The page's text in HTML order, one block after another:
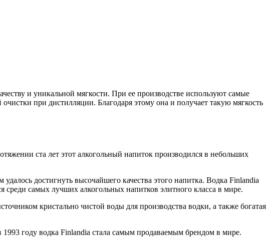
и уникальной мягкости. При ее производстве используют самые
при дистилляции. Благодаря этому она и получает такую мягкость
ста лет этот алкогольный напиток производился в небольших
достигнуть высочайшего качества этого напитка. Водка Finlandia
самых лучших алкогольных напитков элитного класса в мире.
кристально чистой воды для производства водки, а также богатая
году водка Finlandia стала самым продаваемым брендом в мире.